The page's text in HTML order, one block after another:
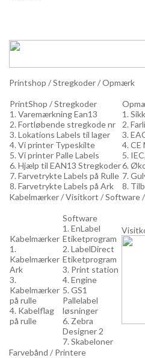
Printshop / Stregkoder / Opmærk
PrintShop / Stregkoder
1. Varemærkning Ean13
2. Fortløbende stregkode nr
3. Lokations Labels til lager
4. Vi printer Typeskilte
5. Vi printer Palle Labels
6. Hjælp til EAN13 Stregkoder
7. Farvetrykte Labels på Rulle
8. Farvetrykte Labels på Ark
1.
2.
3.
4.
5.
6.
7.
8.
Kabelmærker / Visitkort / Software /
Kabelmærker
1.
Kabelmærker
Ark
3.
Kabelmærker
på rulle
4. Kabelflag
på rulle
Software
1. EnLabel
Etiketprogram
2. LabelDirect
Etiketprogram
3. Print station
4. Engine
5. GS1
Pallelabel
løsninger
6. Zebra
Designer 2
7. Skabeloner
Farvebånd / Printere